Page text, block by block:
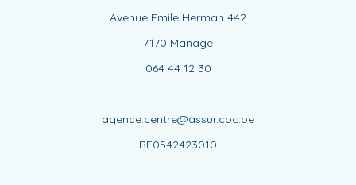
Avenue Emile Herman 442
7170 Manage
064 44 12 30
agence.centre@assur.cbc.be
BE0542423010